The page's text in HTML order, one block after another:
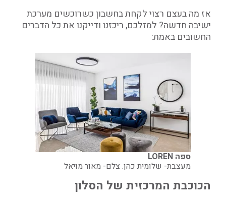
אז מה בעצם רצוי לקחת בחשבון כשרוכשים מערכת
ישיבה חדשה? למזלכם, ריכזנו ודייקנו את כל הדברים
החשובים באמת:
ספה LOREN
מעצבת- שלומית כהן. צלם- מאור מויאל
הכוכבת המרכזית של הסלון